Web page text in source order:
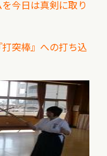
今日は真剣に取り
突棒』への打ち込